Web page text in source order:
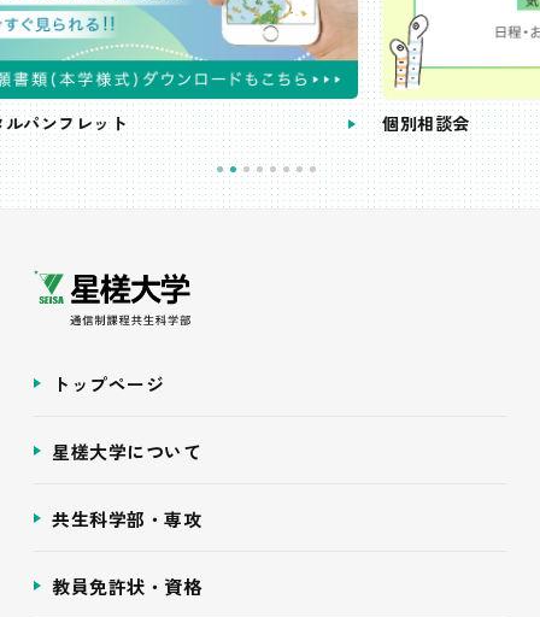
個別相談会
トップページ
星槎大学について
共生科学部・専攻
教員免許状・資格